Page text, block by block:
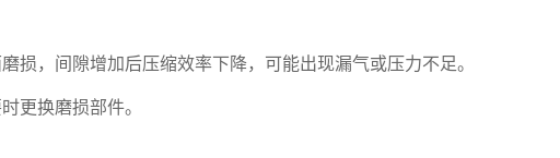
损，间隙增加后压缩效率下降，可能出现漏气或压力不足。
更换磨损部件。